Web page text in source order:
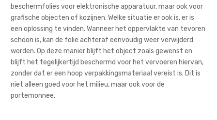
beschermfolies voor elektronische apparatuur, maar ook voor
grafische objecten of kozijnen. Welke situatie er ook is, er is
een oplossing te vinden. Wanneer het oppervlakte van tevoren
schoon is, kan de folie achteraf eenvoudig weer verwijderd
worden. Op deze manier blijft het object zoals gewenst en
blijft het tegelijkertijd beschermd voor het vervoeren hiervan,
zonder dat er een hoop verpakkingsmateriaal vereist is. Dit is
niet alleen goed voor het milieu, maar ook voor de
portemonnee.